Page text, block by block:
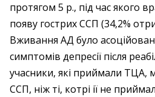
протягом 5 р., під час якого
появу гострих ССП (34,2%
Вживання АД було
симптомів депресії після
учасники, які приймали ТЦА,
ССП, ніж ті, котрі ії не